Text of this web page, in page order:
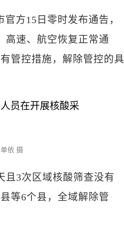
方15日零时发布通告，
高速、航空恢复正常通
管控措施，解除管控的具
依 摄
3次区域核酸筛查没有
等6个县，全域解除管